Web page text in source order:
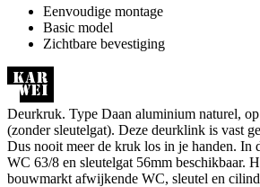
Eenvoudige montage
Basic model
Zichtbare bevestiging
Deurkruk. Type Daan aluminium naturel,
(zonder sleutelgat). Deze deurklink is vast
Dus nooit meer de kruk los in je handen. In
WC 63/8 en sleutelgat 56mm beschikbaar.
bouwmarkt afwijkende WC, sleutel en